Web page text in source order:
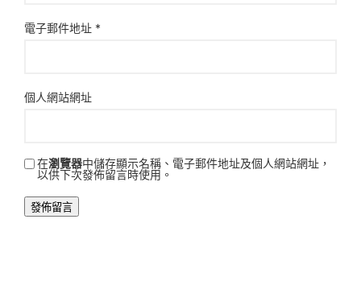
電子郵件地址 *
個人網站網址
在瀏覽器中儲存顯示名稱、電子郵件地址及個人網站網址，
以供下次發佈留言時使用。